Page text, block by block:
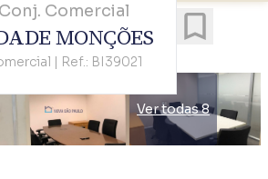
Conj. Comercial
MONÇÕES
| Ref.: BI39021
Ver todas 8